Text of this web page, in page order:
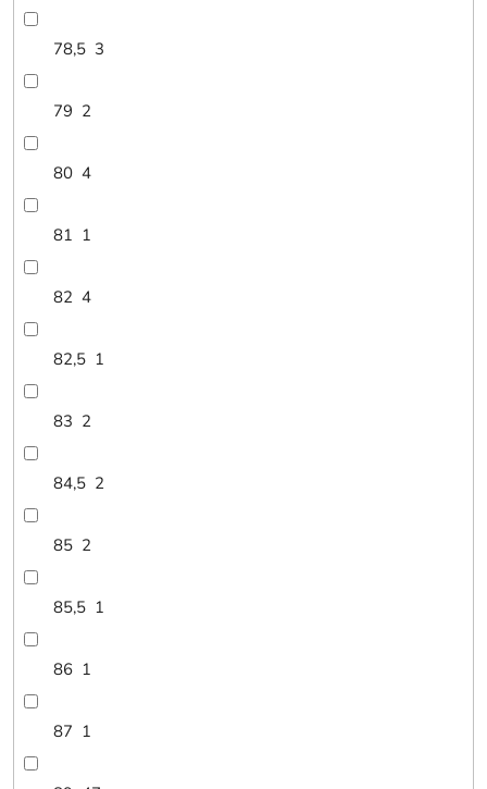
78,5 3
79 2
80 4
81 1
82 4
82,5 1
83 2
84,5 2
85 2
85,5 1
86 1
87 1